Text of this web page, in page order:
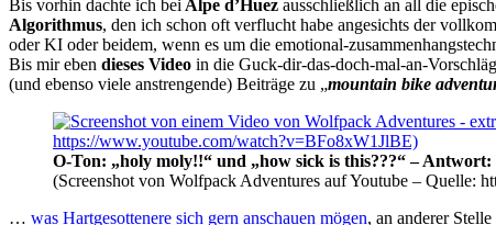
Bis vorhin dachte ich bei Alpe d’Huez ausschließlich an all die
Algorithmus, den ich schon oft verflucht habe angesichts der
oder KI oder beidem, wenn es um die emotional-
Bis mir eben dieses Video in die Guck-dir-das-doch-mal-an-
(und ebenso viele anstrengende) Beiträge zu „mountain bike
O-Ton: „holy moly!!“ und „how sick is this???“ –
(Screenshot von Wolfpack Adventures auf Youtube – Quelle:
… was Hartgesottenere sich gern anschauen mögen, an anderer